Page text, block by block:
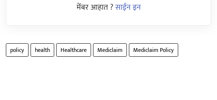
मेंबर आहात ?साईन इन
policy health Healthcare Mediclaim Mediclaim Policy